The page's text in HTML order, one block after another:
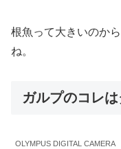
根魚って大きいのか
ね。
ガルプのコレ
OLYMPUS DIGITAL CAMERA